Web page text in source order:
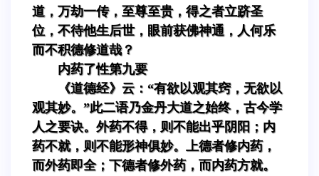
道，万劫一传，至尊至贵，得之者立跻圣
位，不待他生后世，眼前获佛神通，人何乐
而不积德修道哉？
内药了性第九要
《道德经》云：“有欲以观其窍，无欲以
观其妙。”此二语乃金丹大道之始终，古今学
人之要诀。外药不得，则不能出乎阴阳；内
药不就，则不能形神俱妙。上德者修内药，
而外药即全；下德者修外药，而内药方就。